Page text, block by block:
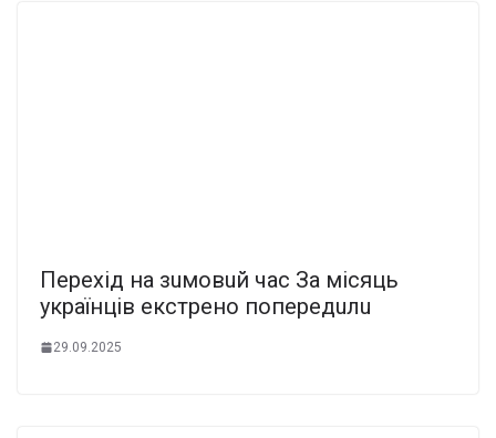
Пepexiд нa зuмoвuй чac Зa мicяць
yкpaїнцiв eкcтpeнo пoпepeдuлu
29.09.2025